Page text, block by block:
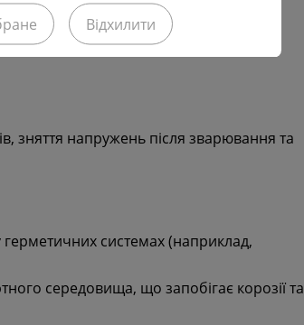
для ефективного зварювання.
при MIG/MAG та TIG зварюванні, що
зняття напружень після зварювання та
системах (наприклад,
середовища, що запобігає корозії та
Відхилити